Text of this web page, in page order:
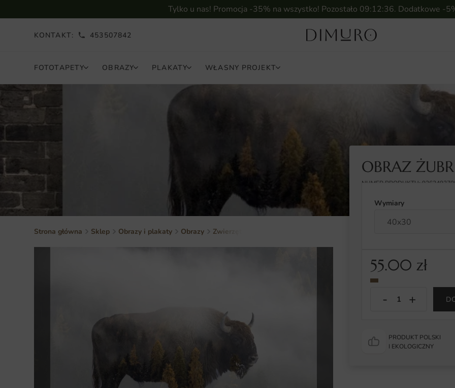
Tylko u nas! Promocja -35% na wszystko! Pozostało 09:12:34. Dodatkowe -
KONTAKT: 453507842
FOTOTAPETY OBRAZY PLAKATY WŁASNY PROJEKT
Strona główna Sklep Obrazy i plakaty Obrazy Zwierzęta
OBRAZ ŻUBR
NUMER PRODUKTU:
Wymiary
55.00 zł
PRODUKT POLSKI
I EKOLOGICZNY